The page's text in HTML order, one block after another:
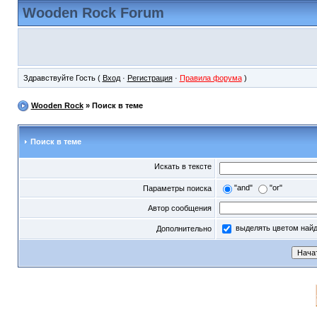
Wooden Rock Forum
Здравствуйте Гость ( Вход· Регистрация· Правила форума)
Wooden Rock» Поиск в теме
Поиск в теме
Искать в тексте
Параметры поиска "and" "or"
Автор сообщения
Дополнительно выделять цветом